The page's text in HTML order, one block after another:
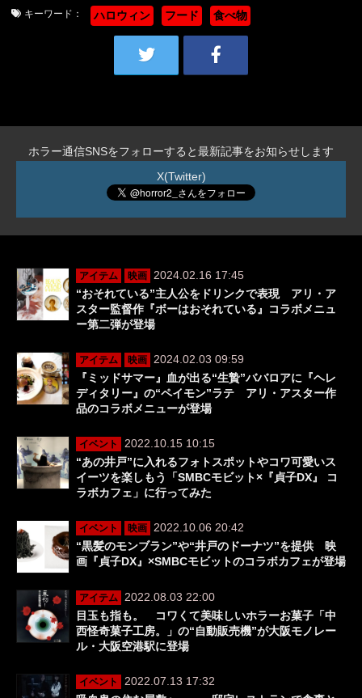
キーワード： ハロウィン フード 食べ物
ホラー通信SNSをフォローすると最新記事をお知らせします
X(Twitter)
アイテム 映画
2024.02.16 17:45
“おそれている”主人公をドリンクで表現 アリ・ア
スター監督作『ボーはおそれている』コラボメニュ
ー第二弾が登場
アイテム 映画
2024.02.03 09:59
『ミッドサマー』血が出る“生贄”ババロアに『ヘレ
ディタリー』の“ペイモン”ラテ アリ・アスター作
品のコラボメニューが登場
イベント
2022.10.15 10:15
“あの井戸”に入れるフォトスポットやコワ可愛いス
イーツを楽しもう「SMBCモビット×『貞子DX』 コ
ラボカフェ」に行ってみた
イベント 映画
2022.10.06 20:42
“黒髪のモンブラン”や“井戸のドーナツ”を提供 映
画『貞子DX』×SMBCモビットのコラボカフェが登場
アイテム
2022.08.03 22:00
目玉も指も。 コワくて美味しいホラーお菓子「中
西怪奇菓子工房。」の“自動販売機”が大阪モノレー
ル・大阪空港駅に登場
イベント
2022.07.13 17:32